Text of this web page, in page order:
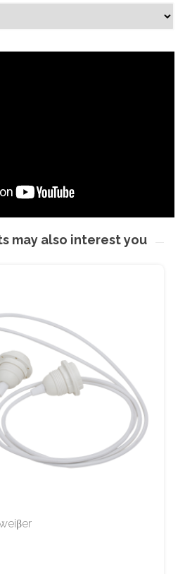
may also interest you